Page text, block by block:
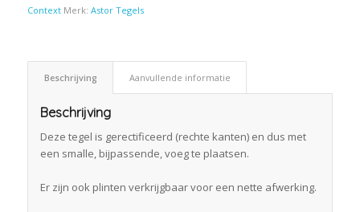
Context Merk: Astor Tegels
Beschrijving Aanvullende informatie
Beschrijving
Deze tegel is gerectificeerd (rechte kanten) en dus met
een smalle, bijpassende, voeg te plaatsen.
Er zijn ook plinten verkrijgbaar voor een nette afwerking.